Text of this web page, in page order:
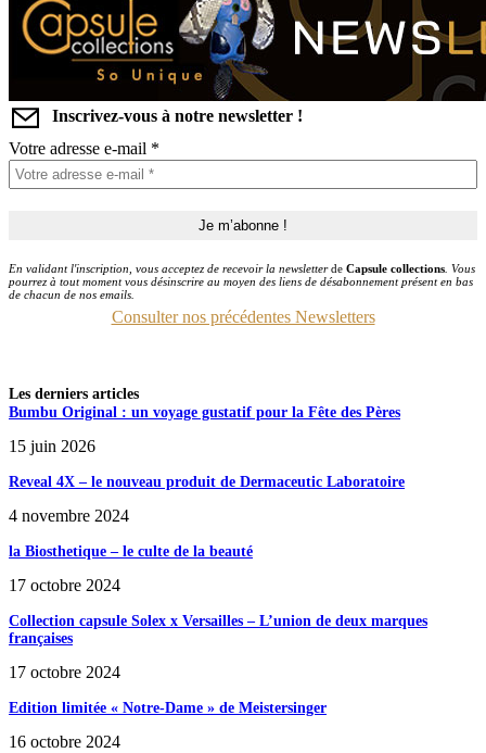
Inscrivez-vous à notre newsletter !
Votre adresse e-mail *
En validant l'inscription, vous acceptez de recevoir la newsletterde Capsule collections . Vous
pourrez à tout moment vous désinscrire au moyen des liens de désabonnement présent en bas
de chacun de nos emails.
Consulter nos précédentes Newsletters
Les derniers articles
Bumbu Original : un voyage gustatif pour la Fête des Pères
15 juin 2026
Reveal 4X – le nouveau produit de Dermaceutic Laboratoire
4 novembre 2024
la Biosthetique – le culte de la beauté
17 octobre 2024
Collection capsule Solex x Versailles – L’union de deux marques
françaises
17 octobre 2024
Edition limitée « Notre-Dame » de Meistersinger
16 octobre 2024